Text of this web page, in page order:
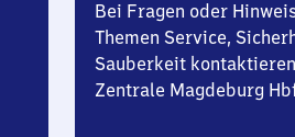
Bei Fragen oder
Themen Service,
Sauberkeit
Zentrale Magdeburg